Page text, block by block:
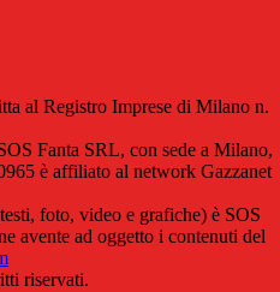
al Registro Imprese di Milano n.
Fanta SRL, con sede a Milano,
è affiliato al network Gazzanet
foto, video e grafiche) è SOS
avente ad oggetto i contenuti del
riservati.